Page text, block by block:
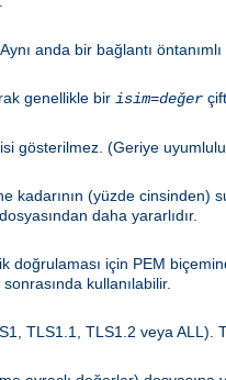
anda bir bağlantı
genellikle bir isim=değer
gösterilmez. (Geriye
kadarının (yüzde
daha yararlıdır.
için PEM
kullanılabilir.
TLS1.1, TLS1.2 veya